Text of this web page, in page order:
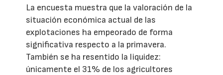
La encuesta muestra que la valoración de la
situación económica actual de las
explotaciones ha empeorado de forma
significativa respecto a la primavera.
También se ha resentido la liquidez:
únicamente el 31% de los agricultores